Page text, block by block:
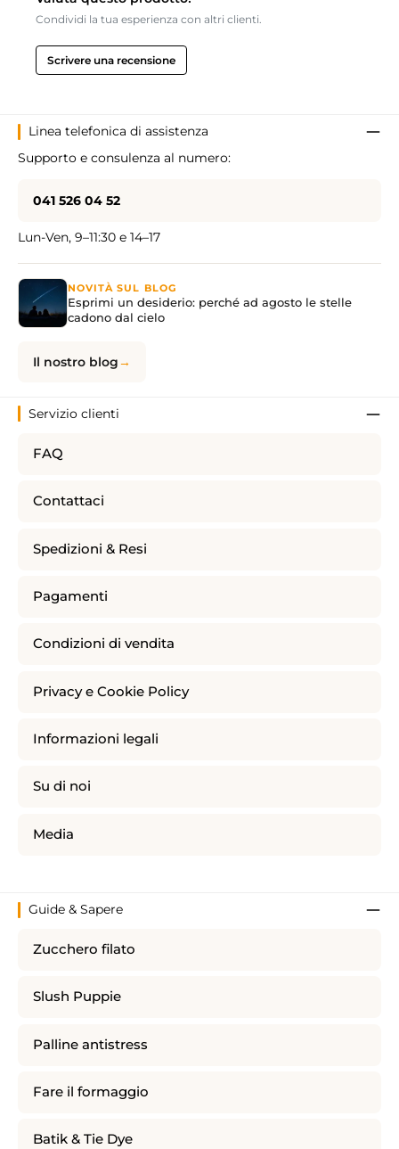
Condividi la tua esperienza con altri clienti.
Scrivere una recensione
Linea telefonica di assistenza
Supporto e consulenza al numero:
041 526 04 52
Lun-Ven, 9–11:30 e 14–17
NOVITÀ SUL BLOG
Esprimi un desiderio: perché ad agosto le stelle
cadono dal cielo
Il nostro blog
Servizio clienti
FAQ
Contattaci
Spedizioni & Resi
Pagamenti
Condizioni di vendita
Privacy e Cookie Policy
Informazioni legali
Su di noi
Media
Guide & Sapere
Zucchero filato
Slush Puppie
Palline antistress
Fare il formaggio
Batik & Tie Dye